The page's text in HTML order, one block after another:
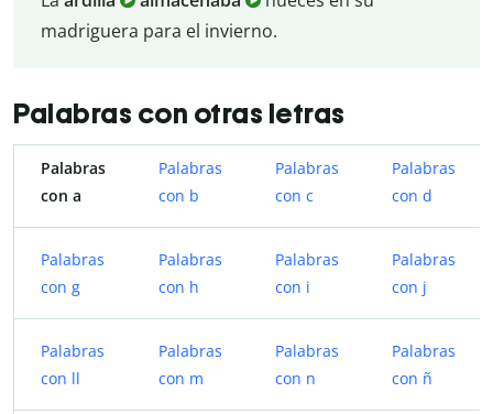
madriguera para el invierno.
Palabras con otras letras
Palabras
con a
Palabras
con b
Palabras
con c
Palabras
con d
Palabras
con g
Palabras
con h
Palabras
con i
Palabras
con j
Palabras
con ll
Palabras
con m
Palabras
con n
Palabras
con ñ